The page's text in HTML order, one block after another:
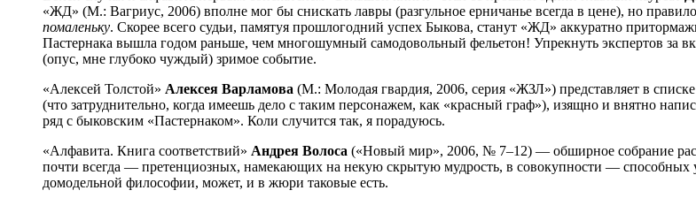
«ЖД» (М.: Вагриус, 2006) вполне мог бы снискать лавры (разгульное ерничанье всегда в цене), но правило
помаленьку. Скорее всего судьи, памятуя прошлогодний успех Быкова, станут «ЖД» аккуратно
Пастернака вышла годом раньше, чем многошумный самодовольный фельетон! Упрекнуть экспертов
(опус, мне глубоко чуждый) зримое событие.
«Алексей Толстой» Алексея Варламова (М.: Молодая гвардия, 2006, серия «ЖЗЛ») представляет в
(что затруднительно, когда имеешь дело с таким персонажем, как «красный граф»), изящно и внятно
ряд с быковским «Пастернаком». Коли случится так, я порадуюсь.
«Алфавита. Книга соответствий» Андрея Волоса («Новый мир», 2006, № 7–12) — обширное собрание
почти всегда — претенциозных, намекающих на некую скрытую мудрость, в совокупности — способных
домодельной философии, может, и в жюри таковые есть.